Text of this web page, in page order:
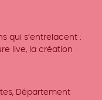
qui s’entrelacent :
live, la création
Département